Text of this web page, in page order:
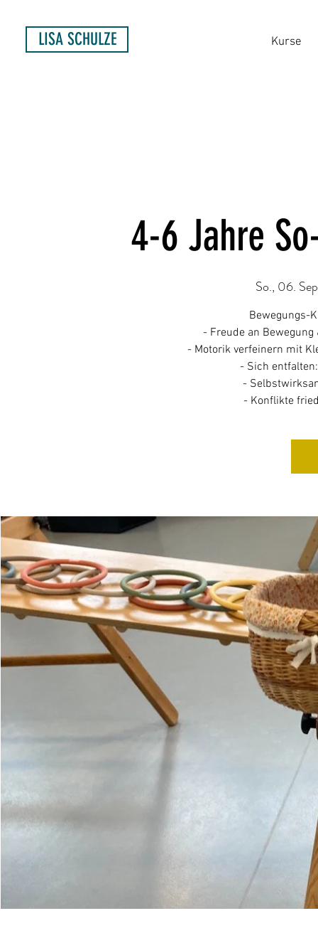
Kurse
LISA SCHULZE
4-6 Jahre
So., 06.
Bewegungs-
- Freude an
- Motorik verfeinern mit
- Sich
-
- Konflikte